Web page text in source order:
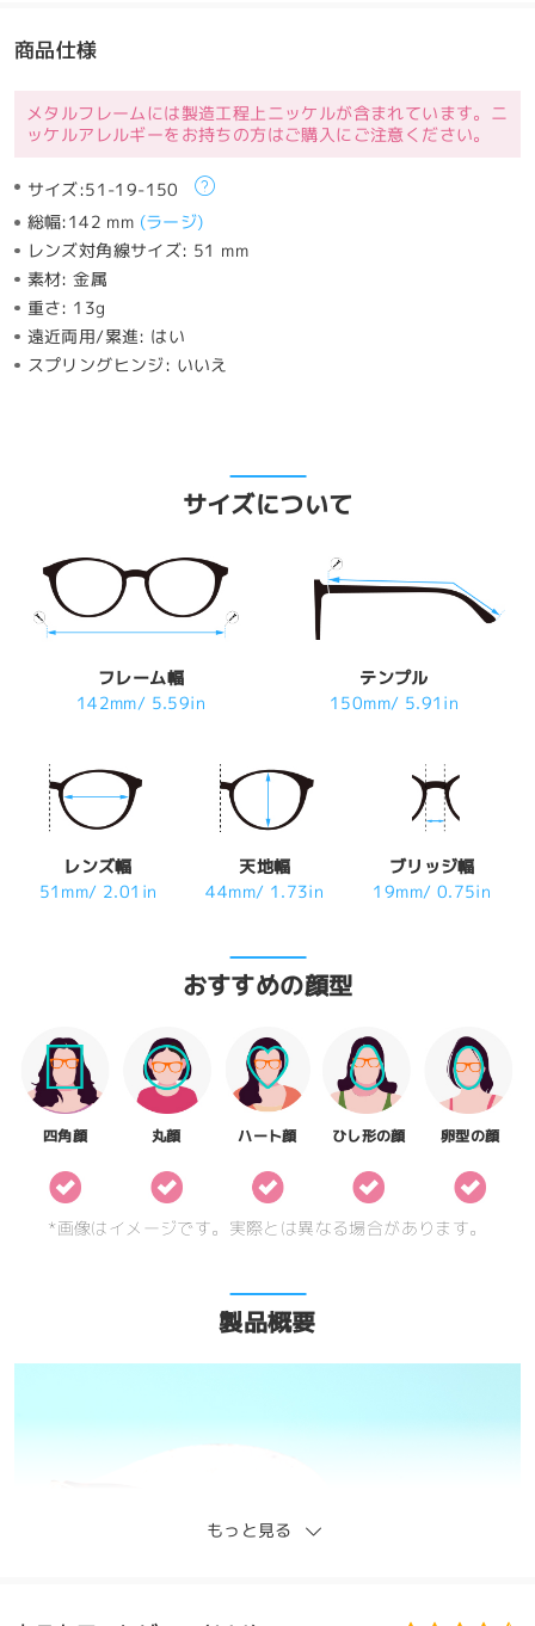
商品仕様
メタルフレームには製造工程上ニッケルが含まれています。ニ
ッケルアレルギーをお持ちの方はご購入にご注意ください。
サイズ:51-19-150
総幅:142 mm (ラージ)
レンズ対角線サイズ: 51 mm
素材:金属
重さ: 13g
遠近両用/累進: はい
スプリングヒンジ: いいえ
サイズについて
フレーム幅
142mm/ 5.59in
テンプル
150mm/ 5.91in
レンズ幅
51mm/ 2.01in
天地幅
44mm/ 1.73in
ブリッジ幅
19mm/ 0.75in
おすすめの顔型
四角顔 丸顔 ハート顔 ひし形の顔 卵型の顔
*画像はイメージです。実際とは異なる場合があります。
製品概要
もっと見る